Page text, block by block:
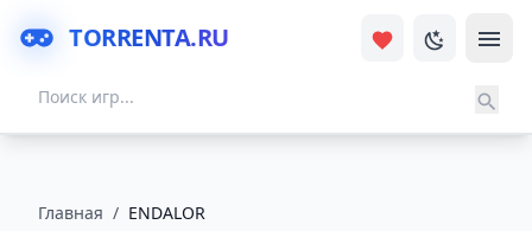
TORRENTA.RU
Главная / ENDALOR